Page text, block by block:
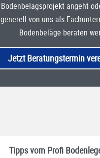
Bodenbelagsprojekt angeht
generell von uns als
Bodenbeläge beraten
Jetzt Beratungstermin
Tipps vom Profi